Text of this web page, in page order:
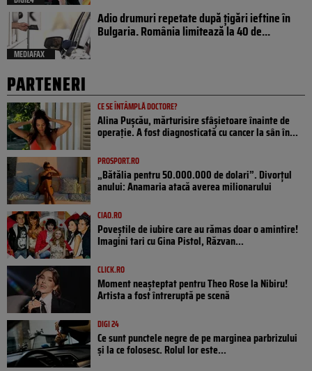
MEDIAFAX
Adio drumuri repetate după țigări ieftine în
Bulgaria. România limitează la 40 de...
PARTENERI
CE SE ÎNTÂMPLĂ DOCTORE?
Alina Pușcău, mărturisire sfâșietoare înainte de
operație. A fost diagnosticată cu cancer la sân în...
PROSPORT.RO
„Bătălia pentru 50.000.000 de dolari”. Divorțul
anului: Anamaria atacă averea milionarului
CIAO.RO
Poveştile de iubire care au rămas doar o amintire!
Imagini tari cu Gina Pistol, Răzvan...
CLICK.RO
Moment neașteptat pentru Theo Rose la Nibiru!
Artista a fost întreruptă pe scenă
DIGI 24
Ce sunt punctele negre de pe marginea parbrizului
și la ce folosesc. Rolul lor este...